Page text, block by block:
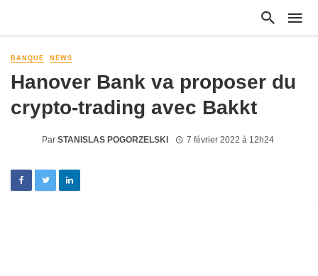
BANQUE NEWS
Hanover Bank va proposer du
crypto-trading avec Bakkt
Par STANISLAS POGORZELSKI 7 février 2022 à 12h24